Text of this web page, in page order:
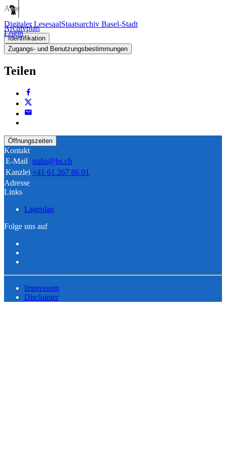
Digitaler LesesaalStaatsarchiv Basel-Stadt
Login
Akte
Archivplan
Identifikation
Zugangs- und Benutzungsbestimmungen
Teilen
Öffnungszeiten
Kontakt
E-Mail stabs@bs.ch
Kanzlei +41 61 267 86 01
Adresse
Links
Lageplan
Folge uns auf
Impressum
Disclaimer